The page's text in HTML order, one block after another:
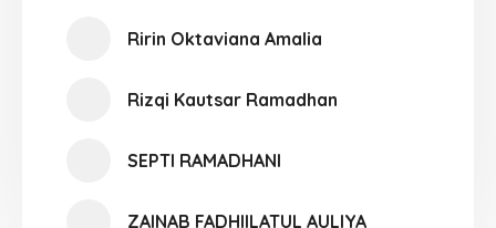
Ririn Oktaviana Amalia
Rizqi Kautsar Ramadhan
SEPTI RAMADHANI
ZAINAB FADHIILATUL AULIYA